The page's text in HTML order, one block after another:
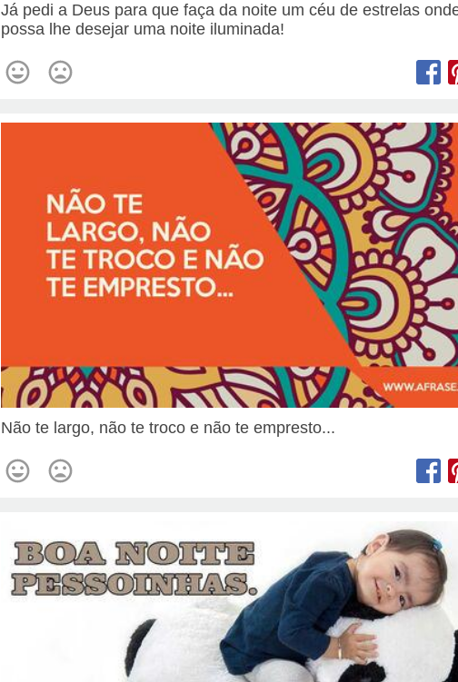
Já pedi a Deus para que faça da noite um céu de estrelas
possa lhe desejar uma noite iluminada!
Não te largo, não te troco e não te empresto...